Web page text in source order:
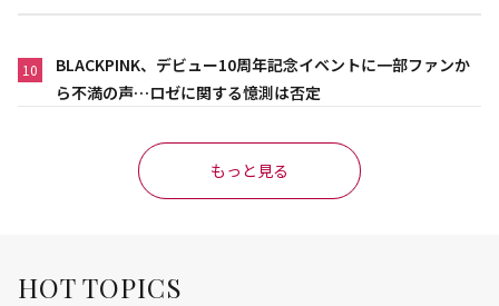
10
BLACKPINK、デビュー10周年記念イベントに一部ファンか
ら不満の声…ロゼに関する憶測は否定
もっと見る
HOT TOPICS